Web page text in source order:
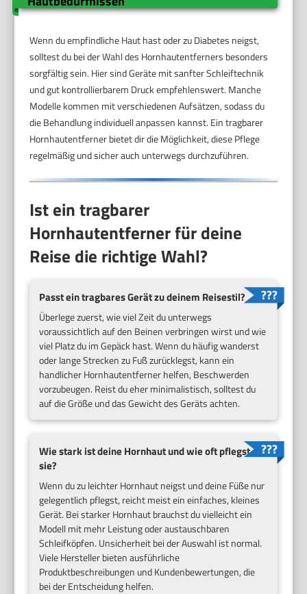
Wenn du empfindliche Haut hast oder zu Diabetes neigst,
solltest du bei der Wahl des Hornhautentferners besonders
sorgfältig sein. Hier sind Geräte mit sanfter Schleiftechnik
und gut kontrollierbarem Druck empfehlenswert. Manche
Modelle kommen mit verschiedenen Aufsätzen, sodass du
die Behandlung individuell anpassen kannst. Ein tragbarer
Hornhautentferner bietet dir die Möglichkeit, diese Pflege
regelmäßig und sicher auch unterwegs durchzuführen.
Ist ein tragbarer
Hornhautentferner für deine
Reise die richtige Wahl?
Passt ein tragbares Gerät zu deinem Reisestil?
Überlege zuerst, wie viel Zeit du unterwegs
voraussichtlich auf den Beinen verbringen wirst und wie
viel Platz du im Gepäck hast. Wenn du häufig wanderst
oder lange Strecken zu Fuß zurücklegst, kann ein
handlicher Hornhautentferner helfen, Beschwerden
vorzubeugen. Reist du eher minimalistisch, solltest du
auf die Größe und das Gewicht des Geräts achten.
Wie stark ist deine Hornhaut und wie oft pflegst du
sie?
Wenn du zu leichter Hornhaut neigst und deine Füße nur
gelegentlich pflegst, reicht meist ein einfaches, kleines
Gerät. Bei starker Hornhaut brauchst du vielleicht ein
Modell mit mehr Leistung oder austauschbaren
Schleifköpfen. Unsicherheit bei der Auswahl ist normal.
Viele Hersteller bieten ausführliche
Produktbeschreibungen und Kundenbewertungen, die
bei der Entscheidung helfen.